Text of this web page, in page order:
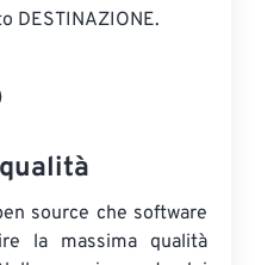
DESTINAZIONE.
source che software
la massima qualità